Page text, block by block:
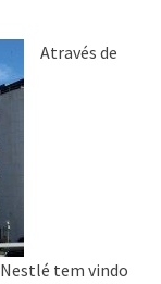
Através de
tem vindo